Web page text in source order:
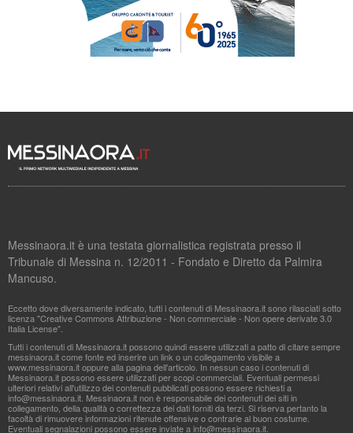
Messinaora.it è una testata giornalistica registrata presso il
Tribunale di Messina n. 12/2011 - Fondato e Diretto da Palmira
Mancuso.
Eccetto dove diversamente indicato, tutti i contenuti di Messinaora.it sono rilasciati sotto
licenza "Creative Commons Attribuzione - Non commerciale - Non opere derivate 3.0
Italia License".
Tutti i contenuti di Messinaora.it possono quindi essere utilizzati a patto di citare sempre
messinaora.it come fonte ed inserire un link o un collegamento visibile a
www.messinaora.it oppure alla pagina dell'articolo. In nessun caso i contenuti di
Messinaora.it possono essere utilizzati per scopi commerciali. Eventuali permessi
ulteriori relativi all'utilizzo dei contenuti pubblicati possono essere richiesti a
info@messinaora.it . Messinaora.it non è responsabile dei contenuti dei siti in
collegamento, della qualità o correttezza dei dati forniti da terzi. Si riserva pertanto la
facoltà di rimuovere informazioni ritenute offensive o contrarie al buon costume.
Eventuali segnalazioni possono essere inviate ainfo@messinaora.it